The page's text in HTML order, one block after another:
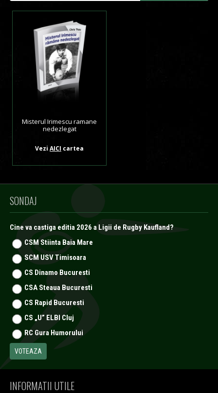
Misterul Irimescu ramane
nedezlegat
Vezi AICI cartea
SONDAJ
Cine va castiga editia 2026 a Ligii de Rugby Kaufland?
CSM Stiinta Baia Mare
SCM USV Timisoara
CS Dinamo Bucuresti
CSA Steaua Bucuresti
CS Rapid Bucuresti
CS „U” ELBI Cluj
RC Gura Humorului
INFORMATII UTILE